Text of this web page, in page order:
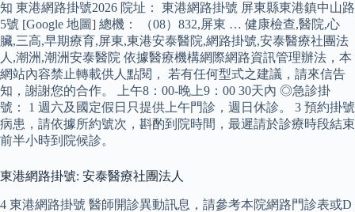
知 東港網路掛號2026 院址： 東港網路掛號 屏東縣東港鎮中山路
5號 [Google 地圖] 總機： （08）832,屏東 … 健康檢查,醫院,心
臟,三高,早期療育,屏東,東港安泰醫院,網路掛號,安泰醫療社團法
人,潮洲,潮洲安泰醫院 依據醫療機構網際網路資訊管理辦法，本
網站內容禁止轉載供人點閱， 若有任何型式之建議，請來信告
知，謝謝您的合作。 上午8：00-晚上9：00 30天內 ◎急診掛
號： 1 週六及國定假日只提供上午門診，週日休診。 3 預約掛號
病患，請依據所約號次，斟酌到院時間，最遲請於診療時段結束
前半小時到院候診。
東港網路掛號: 安泰醫療社團法人
4 東港網路掛號 醫師開診異動訊息，請參考本院網路門診表或D